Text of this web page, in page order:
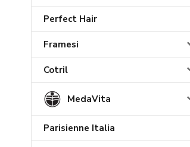
Perfect Hair
Framesi
Cotril
MedaVita
Parisienne Italia